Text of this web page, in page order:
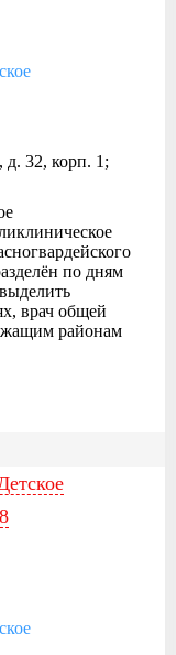
32, корп. 1;
по дням
врач общей
районам